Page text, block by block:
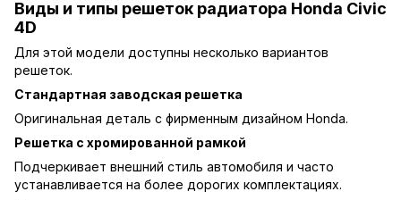
Виды и типы решеток радиатора Honda Civic
4D
Для этой модели доступны несколько вариантов
решеток.
Стандартная заводская решетка
Оригинальная деталь с фирменным дизайном Honda.
Решетка с хромированной рамкой
Подчеркивает внешний стиль автомобиля и часто
устанавливается на более дорогих комплектациях.